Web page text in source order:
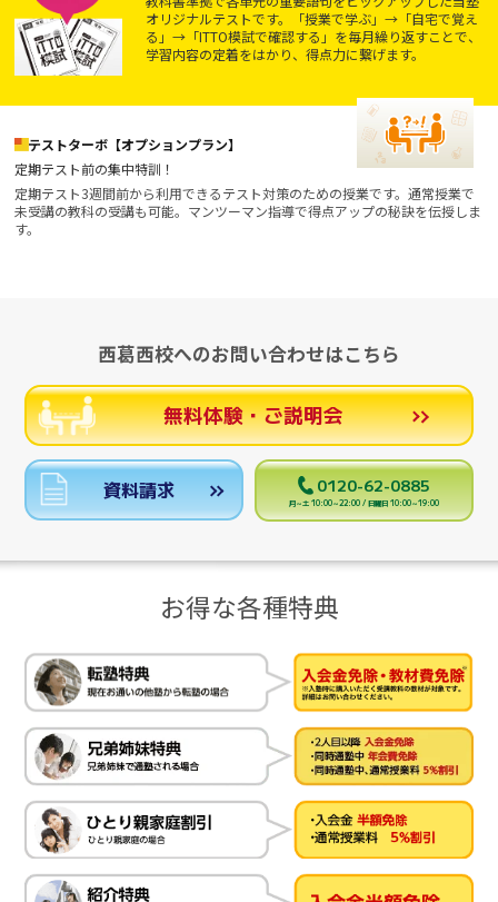
オリジナルテストです。「授業で学ぶ」→「自宅で覚え
る」→「ITTO模試で確認する」を毎月繰り返すことで、
学習内容の定着をはかり、得点力に繋げます。
テストターボ【オプションプラン】
定期テスト前の集中特訓！
定期テスト3週間前から利用できるテスト対策のための授業です。通常授業で
未受講の教科の受講も可能。マンツーマン指導で得点アップの秘訣を伝授しま
す。
西葛西校へのお問い合わせはこちら
無料体験・ご説明会
資料請求 0120-62-0885
月～土 10:00～22:00 / 日曜日 10:00～19:00
お得な各種特典